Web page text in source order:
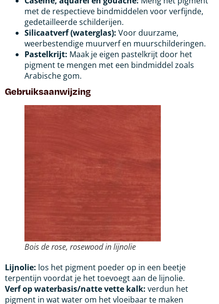
met de respectieve bindmiddelen voor verfijnde,
gedetailleerde schilderijen.
Silicaatverf (waterglas): Voor duurzame,
weerbestendige muurverf en muurschilderingen.
Pastelkrijt: Maak je eigen pastelkrijt door het
pigment te mengen met een bindmiddel zoals
Arabische gom.
Gebruiksaanwijzing
Bois de rose, rosewood in lijnolie
Lijnolie: los het pigment poeder op in een beetje
terpentijn voordat je het toevoegt aan de lijnolie.
Verf op waterbasis/natte vette kalk: verdun het
pigment in wat water om het vloeibaar te maken